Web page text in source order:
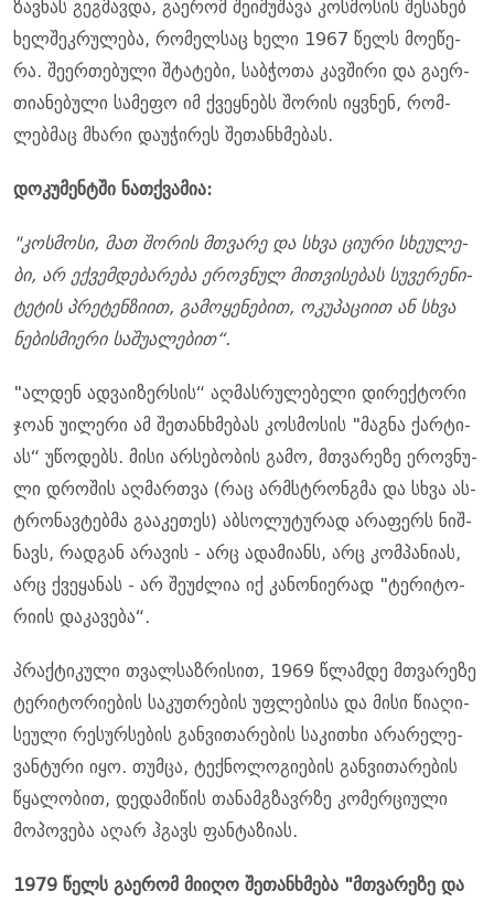
ზავ­ნას გეგ­მავ­და, გა­ე­რომ შე­ი­მუ­შა­ვა კოს­მო­სის შე­სა­ხებ
ხელ­შეკ­რუ­ლე­ბა, რო­მელ­საც ხელი 1967 წელს მო­ე­წე­
რა. შე­ერ­თე­ბუ­ლი შტა­ტე­ბი, საბ­ჭო­თა კავ­ში­რი და გა­ერ­
თი­ა­ნე­ბუ­ლი სა­მე­ფო იმ ქვეყ­ნებს შო­რის იყ­ვნენ, რომ­
ლებ­მაც მხა­რი და­უ­ჭი­რეს შე­თან­ხმე­ბას.
დო­კუ­მენ­ტში ნათ­ქვა­მია:
"კოს­მო­სი, მათ შო­რის მთვა­რე და სხვა ცი­უ­რი სხე­უ­ლე­
ბი, არ ექ­ვემ­დე­ბა­რე­ბა ეროვ­ნულ მით­ვი­სე­ბას სუ­ვე­რე­ნი­
ტე­ტის პრე­ტენ­ზი­ით, გა­მო­ყე­ნე­ბით, ოკუ­პა­ცი­ით ან სხვა
ნე­ბის­მი­ე­რი სა­შუ­ა­ლე­ბით“.
"ალ­დენ ად­ვა­ი­ზერ­სის“ აღ­მას­რუ­ლე­ბე­ლი დი­რექ­ტორი
ჯოან უი­ლე­რი ამ შე­თან­ხმე­ბას კოს­მო­სის "მაგ­ნა ქარ­ტი­
ას“ უწო­დებს. მისი არ­სე­ბო­ბის გამო, მთვა­რე­ზე ეროვ­ნუ­
ლი დრო­შის აღ­მარ­თვა (რაც არმსტრონ­გმა და სხვა ას­
ტრო­ნავ­ტებ­მა გა­ა­კე­თეს) აბ­სო­ლუ­ტუ­რად არა­ფერს ნიშ­
ნავს, რად­გან არა­ვის - არც ადა­მი­ანს, არც კომ­პა­ნი­ას,
არც ქვე­ყა­ნას - არ შე­უძ­ლია იქ კა­ნო­ნი­ე­რად "ტე­რი­ტო­
რი­ის და­კა­ვე­ბა“.
პრაქ­ტი­კუ­ლი თვალ­საზ­რი­სით, 1969 წლამ­დე მთვა­რე­ზე
ტე­რი­ტო­რი­ე­ბის სა­კუთ­რე­ბის უფ­ლე­ბი­სა და მისი წი­ა­ღი­
სე­უ­ლი რე­სურ­სე­ბის გან­ვი­თა­რე­ბის სა­კი­თხი არა­რე­ლე­
ვან­ტუ­რი იყო. თუმ­ცა, ტექ­ნო­ლო­გი­ე­ბის გან­ვი­თა­რე­ბის
წყა­ლო­ბით, დე­და­მი­წის თა­ნამ­გზავრზე კო­მერ­ცი­უ­ლი
მო­პო­ვე­ბა აღარ ჰგავს ფან­ტა­ზი­ას.
1979 წელს გა­ე­რომ მი­ი­ღო შე­თან­ხმე­ბა "მთვა­რე­ზე და